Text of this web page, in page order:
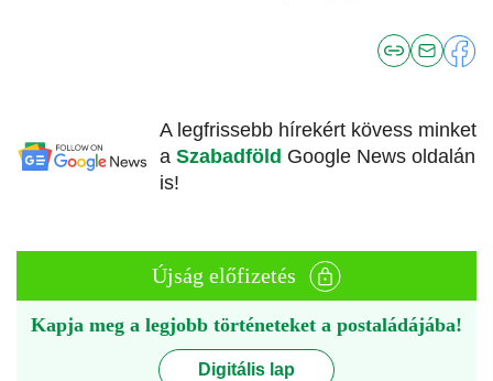
A legfrissebb hírekért kövess minket
a Szabadföld Google News oldalán
is!
Újság előfizetés
Kapja meg a legjobb történeteket a postaládájába!
Digitális lap